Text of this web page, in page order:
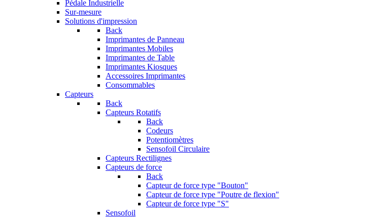
Pédale Industrielle
Sur-mesure
Solutions d'impression
Back
Imprimantes de Panneau
Imprimantes Mobiles
Imprimantes de Table
Imprimantes Kiosques
Accessoires Imprimantes
Consommables
Capteurs
Back
Capteurs Rotatifs
Back
Codeurs
Potentiomètres
Sensofoil Circulaire
Capteurs Rectilignes
Capteurs de force
Back
Capteur de force type "Bouton"
Capteur de force type "Poutre de flexion"
Capteur de force type "S"
Sensofoil